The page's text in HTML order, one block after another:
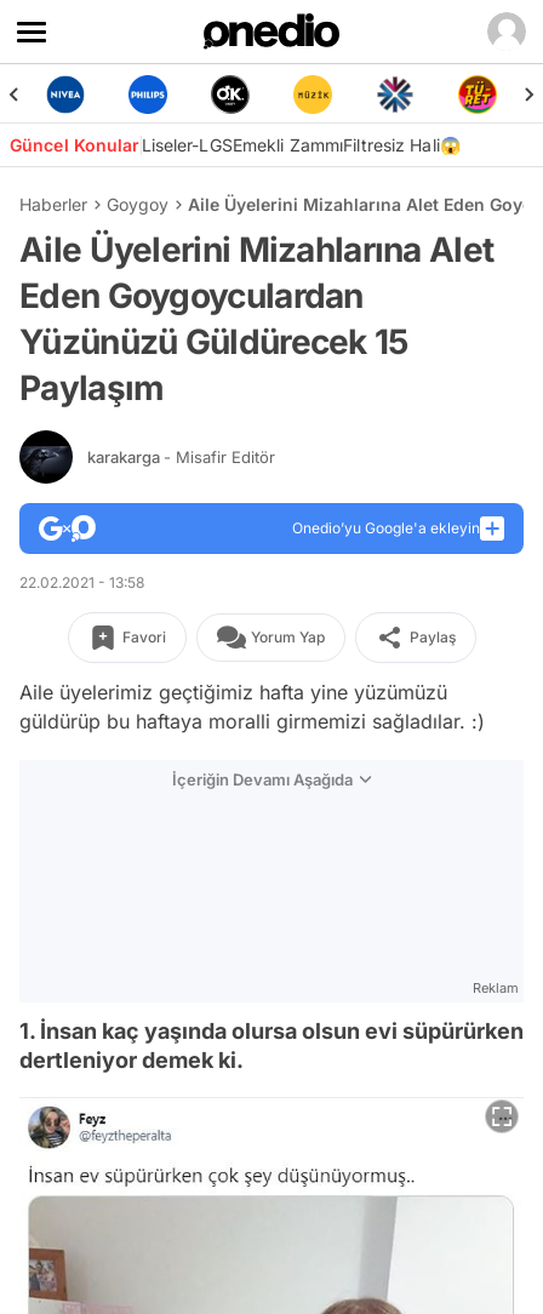
Güncel KonularLiseler-LGSEmekli ZammıFiltresiz Hali😱
Haberler Goygoy Aile Üyelerini Mizahlarına Alet Eden
Aile Üyelerini Mizahlarına Alet
Eden Goygoyculardan
Yüzünüzü Güldürecek 15
Paylaşım
karakarga - Misafir Editör
Onedio’yu Google'a ekleyin
22.02.2021 - 13:58
Favori Yorum Yap Paylaş
Aile üyelerimiz geçtiğimiz hafta yine yüzümüzü
güldürüp bu haftaya moralli girmemizi sağladılar. :)
İçeriğin Devamı Aşağıda
Reklam
1. İnsan kaç yaşında olursa olsun evi süpürürken
dertleniyor demek ki.